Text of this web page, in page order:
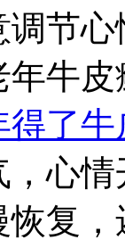
节
牛
得了
心
复